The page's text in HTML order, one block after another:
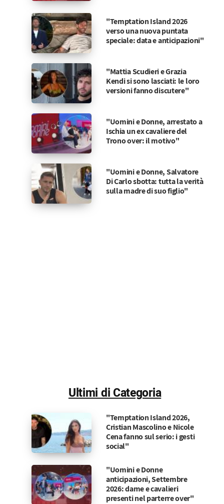
"Temptation Island 2026
verso una nuova puntata
speciale: data e anticipazioni"
"Mattia Scudieri e Grazia
Kendi si sono lasciati: le loro
versioni fanno discutere"
"Uomini e Donne, arrestato a
Ischia un ex cavaliere del
Trono over: il motivo"
"Uomini e Donne, Salvatore
Di Carlo sbotta: tutta la verità
sulla madre di suo figlio"
Ultimi di Categoria
"Temptation Island 2026,
Cristian Mascolino e Nicole
Cena fanno sul serio: i gesti
social"
"Uomini e Donne
anticipazioni, Settembre
2026: dame e cavalieri
presenti nel parterre over"